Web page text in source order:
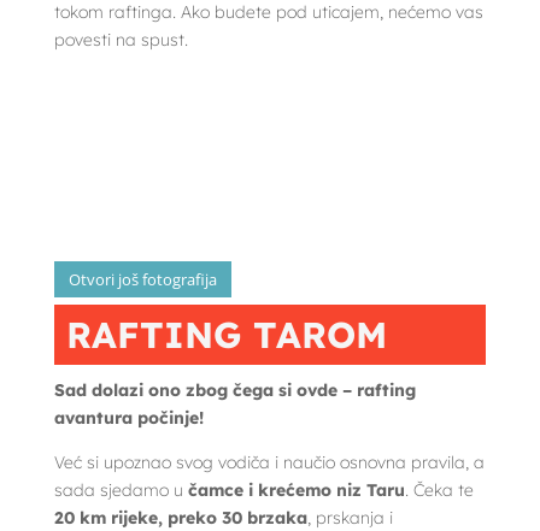
tokom raftinga. Ako budete pod uticajem, nećemo vas
povesti na spust.
Otvori još fotografija
RAFTING TAROM
Sad dolazi ono zbog čega si ovde – rafting
avantura počinje!
Već si upoznao svog vodiča i naučio osnovna pravila, a
sada sjedamo u čamce i krećemo niz Taru. Čeka te
20 km rijeke, preko 30 brzaka, prskanja i